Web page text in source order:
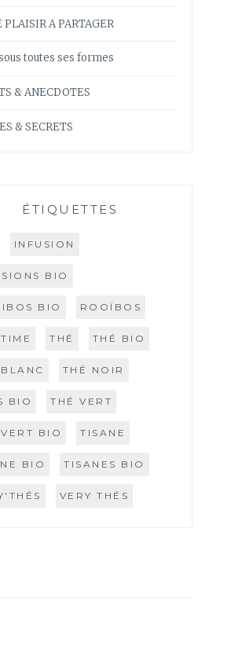
PLAISIR A PARTAGER
toutes ses formes
& ANECDOTES
& SECRETS
ÉTIQUETTES
INFUSION
BIO
BIO ROOÏBOS
THÉ THÉ BIO
THÉ NOIR
BIO THÉ VERT
BIO TISANE
BIO TISANES BIO
VERY THÉS